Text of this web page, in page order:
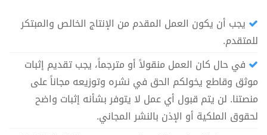
يجب أن يكون العمل المقدم من الإنتاج الخالص والمبتكر
للمتقدم.
في حال كان العمل منقولاً أو مترجماً، يجب تقديم إثبات
موثق وقاطع يخولكم الحق في نشره وتوزيعه مجاناً على
منصتنا. لن يتم قبول أي عمل لا يتوفر بشأنه إثبات واضح
لحقوق الملكية أو الإذن بالنشر المجاني.